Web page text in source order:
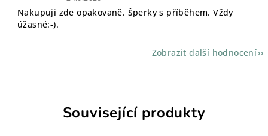
Nakupuji zde opakovaně. Šperky s příběhem. Vždy
úžasné:-).
Zobrazit další hodnocení
Související produkty